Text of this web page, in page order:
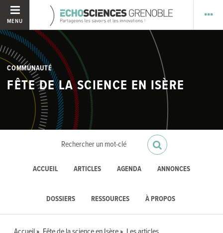
MENU
COMMUNAUTÉ
FÊTE DE LA SCIENCE EN ISÈRE
ACCUEIL ARTICLES AGENDA ANNONCES
DOSSIERS RESSOURCES À PROPOS